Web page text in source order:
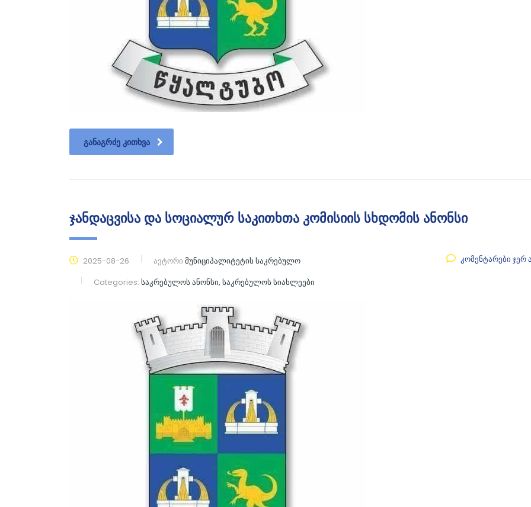
ᲒᲐᲜᲐᲒᲠᲫᲔ ᲙᲘᲗᲮᲕᲐ
ჯანდაცვისა და სოციალურ საკითხთა კომისიის სხდომის ანონსი
2025-08-26 ავტორი მუნიციპალიტეტის საკრებულო
Categories: საკრებულოს ანონსი, საკრებულოს სიახლეები
კომენტარები ჯერ